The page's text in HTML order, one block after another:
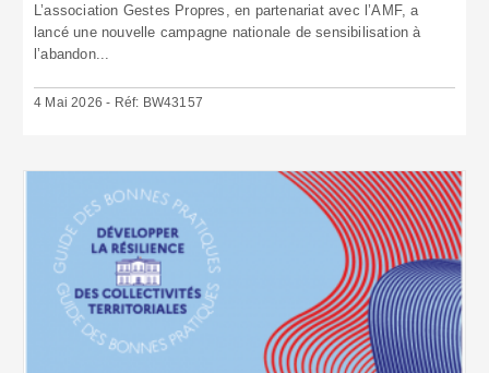
L’association Gestes Propres, en partenariat avec l’AMF, a
lancé une nouvelle campagne nationale de sensibilisation à
l’abandon...
4 Mai 2026 - Réf: BW43157